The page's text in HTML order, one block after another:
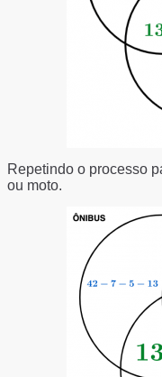
Repetindo o processo
ou moto.